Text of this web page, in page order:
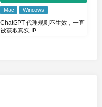
Mac Windows
ChatGPT 代理规则不生效，一直
被获取真实 IP